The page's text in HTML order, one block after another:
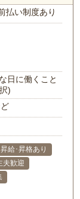
払い制度あり
日に働くこと
)
昇給･昇格あり
夫歓迎